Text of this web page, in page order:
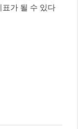
표가 될 수 있다